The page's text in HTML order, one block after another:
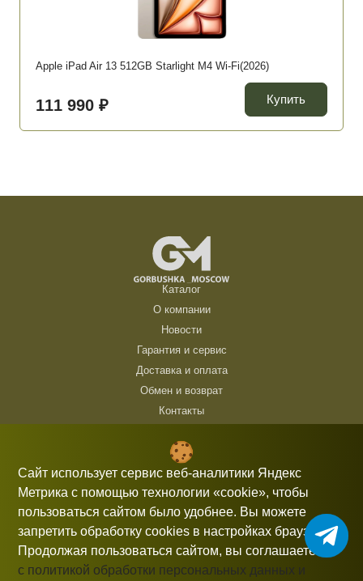
Apple iPad Air 13 512GB Starlight M4 Wi-Fi(2026)
111 990 ₽ Купить
Каталог
О компании
Новости
Гарантия и сервис
Доставка и оплата
Обмен и возврат
Контакты
10:00 — 21:00 без выходных
gorbushka-moscow@yandex.ru
Сайт использует сервис веб-аналитики Яндекс
Метрика с помощью технологии «cookie», чтобы
пользоваться сайтом было удобнее. Вы можете
запретить обработку cookies в настройках браузера.
Продолжая пользоваться сайтом, вы соглашаетесь
с политикой обработки персональных данных и